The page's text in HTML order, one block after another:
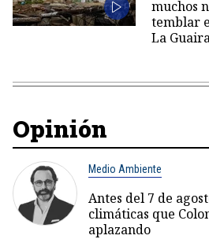
muchos
temblar
La
Opinión
Medio Ambiente
Antes del 7 de
climáticas que
aplazando